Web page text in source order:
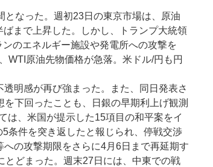
なった。週初23日の東京市場は、原油
まで上昇した。しかし、トランプ大統領
のエネルギー施設や発電所への攻撃を
WTI原油先物価格が急落。米ドル/円も円
明感が再び強まった。また、同日発表さ
下回ったことも、日銀の早期利上げ観測
は、米国が提示した15項目の和平案をイ
条件を突き返したと報じられ、停戦交渉
の攻撃期限をさらに4月6日まで再延期す
とどまった。週末27日には、中東での戦